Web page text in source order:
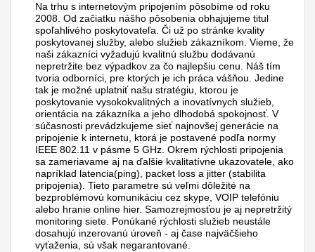
Na trhu s internetovým pripojením pôsobíme od roku
2008. Od začiatku nášho pôsobenia obhajujeme titul
spoľahlivého poskytovateľa. Či už po stránke kvality
poskytovanej služby, alebo služieb zákazníkom. Vieme, že
naši zákazníci vyžadujú kvalitnú službu dodávanú
nepretržite bez výpadkov za čo najlepšiu cenu. Náš tím
tvoria odborníci, pre ktorých je ich práca vášňou. Jedine
tak je možné uplatniť našu stratégiu, ktorou je
poskytovanie vysokokvalitných a inovatívnych služieb,
orientácia na zákazníka a jeho dlhodobá spokojnosť. V
súčasnosti prevádzkujeme sieť najnovšej generácie na
pripojenie k internetu, ktorá je postavené podľa normy
IEEE 802.11 v pásme 5 GHz. Okrem rýchlosti pripojenia
sa zameriavame aj na ďalšie kvalitatívne ukazovatele, ako
napríklad latencia(ping), packet loss a jitter (stabilita
pripojenia). Tieto parametre sú veľmi dôležité na
bezproblémovú komunikáciu cez skype, VOIP telefóniu
alebo hranie online hier. Samozrejmosťou je aj nepretržitý
monitoring siete. Ponúkané rýchlosti služieb neustále
dosahujú inzerovanú úroveň - aj čase najväčšieho
vyťaženia, sú však negarantované.